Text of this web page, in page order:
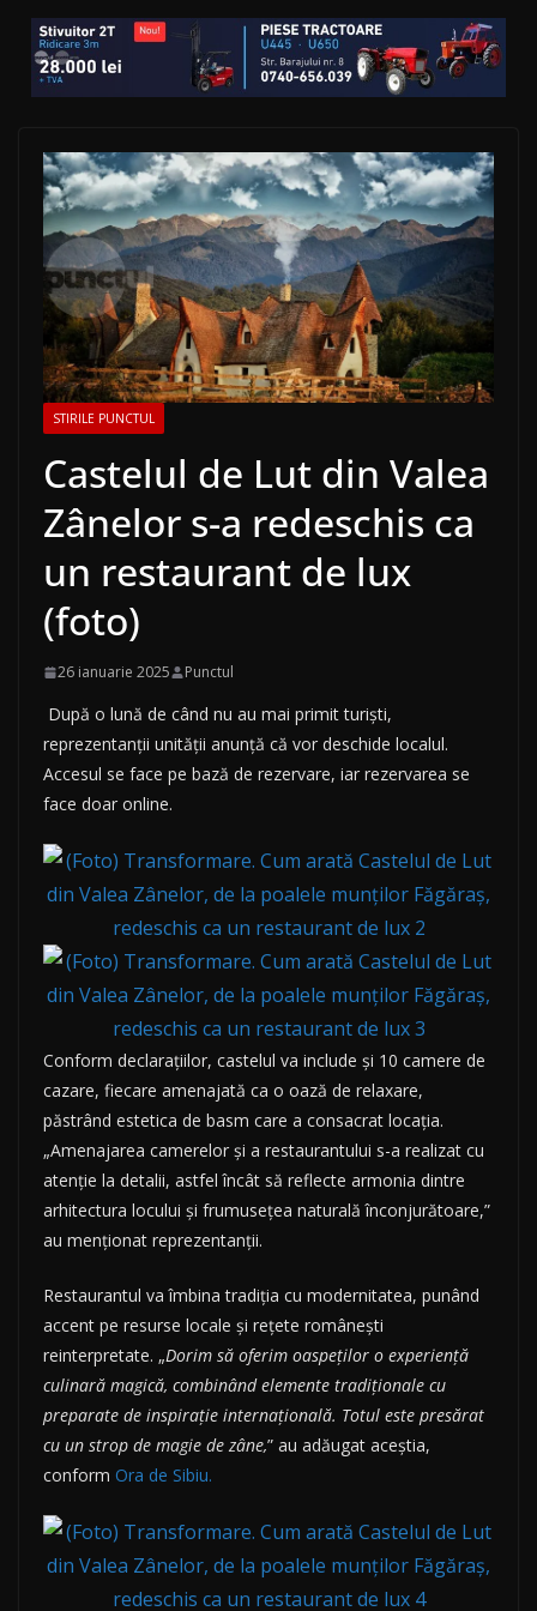
STIRILE PUNCTUL
Castelul de Lut din Valea
Zânelor s-a redeschis ca
un restaurant de lux
(foto)
26 ianuarie 2025 Punctul
După o lună de când nu au mai primit turiști,
reprezentanții unității anunță că vor deschide localul.
Accesul se face pe bază de rezervare, iar rezervarea se
face doar online.
Conform declarațiilor, castelul va include și 10 camere de
cazare, fiecare amenajată ca o oază de relaxare,
păstrând estetica de basm care a consacrat locația.
„Amenajarea camerelor și a restaurantului s-a realizat cu
atenție la detalii, astfel încât să reflecte armonia dintre
arhitectura locului și frumusețea naturală înconjurătoare,”
au menționat reprezentanții.
Restaurantul va îmbina tradiția cu modernitatea, punând
accent pe resurse locale și rețete românești
reinterpretate. „Dorim să oferim oaspeților o experiență
culinară magică, combinând elemente tradiționale cu
preparate de inspirație internațională. Totul este presărat
cu un strop de magie de zâne,” au adăugat aceștia,
conform Ora de Sibiu.